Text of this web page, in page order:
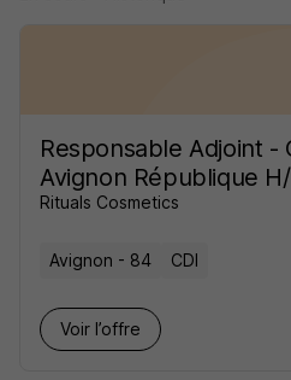
Responsable Adjoint -
Avignon République
Rituals Cosmetics
Avignon - 84 CDI
Voir l’offre